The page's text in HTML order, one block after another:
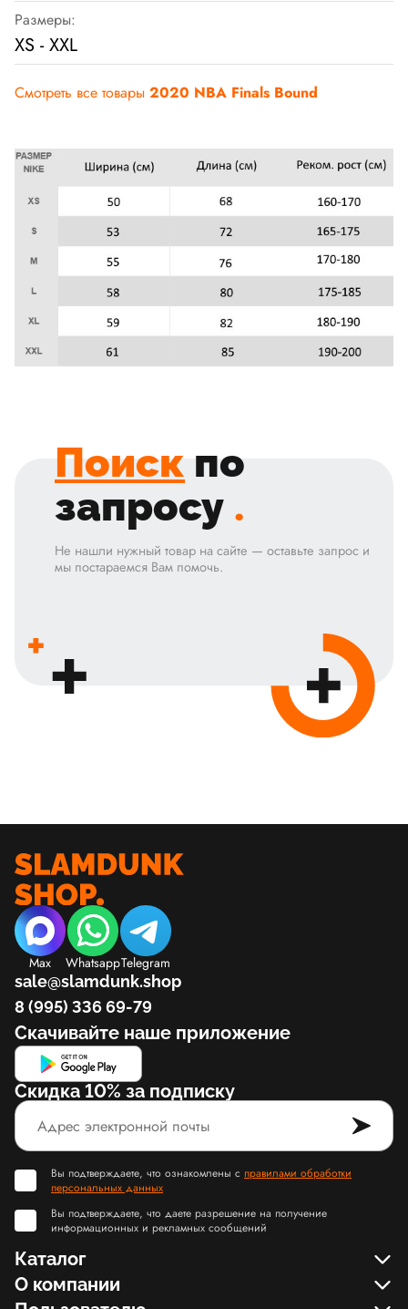
Размеры:
XS - XXL
Смотреть все товары 2020 NBA Finals Bound
Поиск по
запросу .
Не нашли нужный товар на сайте — оставьте запрос и
мы постараемся Вам помочь.
Max WhatsappTelegram
sale@slamdunk.shop
8 (995) 336 69-79
Скачивайте наше приложение
Скидка 10% за подписку
Вы подтверждаете, что ознакомлены с правилами обработки
персональных данных
Вы подтверждаете, что даете разрешение на получение
информационных и рекламных сообщений
Каталог
О компании